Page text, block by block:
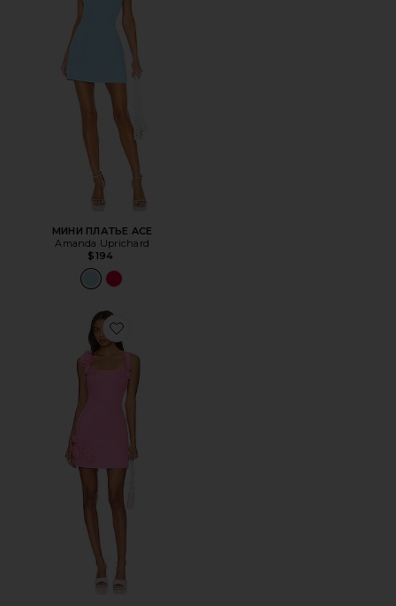
МИНИ ПЛАТЬЕ ACE
Amanda Uprichard
$194
Favorite МИНИ ПЛАТЬЕ TROMPE